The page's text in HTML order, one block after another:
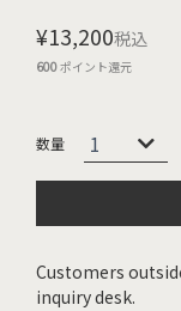
¥13,200税込
600ポイント還元
Customers
inquiry desk.